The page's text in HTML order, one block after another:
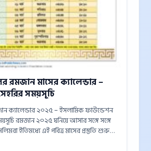
রমজান মাসের ক্যালেন্ডার –
সময়সূচি
ক্যালেন্ডার ২০২৫ – ইসলামিক ফাউন্ডেশন
রমজান ২০২৫ ঘনিয়ে আসার সঙ্গে সঙ্গে
ইতিমধ্যে এই পবিত্র মাসের প্রস্তুতি শুরু
রমজান শুরু হওয়ার সম্ভাব্য তারিখ ২৭